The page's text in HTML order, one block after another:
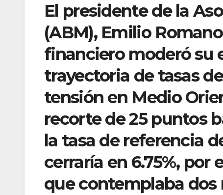
El presidente de la
(ABM), Emilio
financiero moderó su
trayectoria de tasas
tensión en Medio
recorte de 25 puntos
la tasa de referencia
cerraría en 6.75%,
que contemplaba dos